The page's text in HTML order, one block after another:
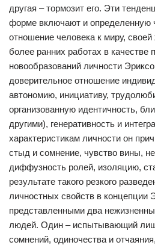
другая – тормозит его. Эти
форме включают и определенную
отношение человека к миру,
более ранних работах в качестве
новообразований личности
доверительное отношение
автономию, инициативу,
организованную идентичность,
другими), генеративность и
характеристикам личности он
стыд и сомнение, чувство вины,
диффузность ролей, изоляцию,
результате такого резкого
личностных свойств в концепции
представленными два
людей. Один – испытывающий
сомнений, одиночества и